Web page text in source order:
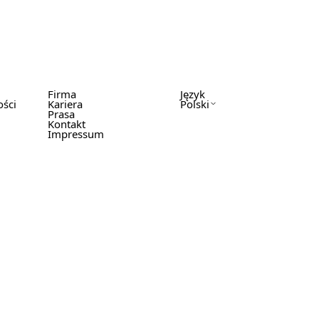
Firma
Kariera
Prasa
Kontakt
Impressum
Język
Polski